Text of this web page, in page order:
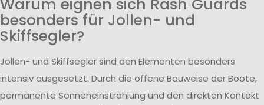
Warum eignen sich Rash Guards
besonders für Jollen- und
Skiffsegler?
Jollen- und Skiffsegler sind den Elementen besonders
intensiv ausgesetzt. Durch die offene Bauweise der Boote,
permanente Sonneneinstrahlung und den direkten Kontakt